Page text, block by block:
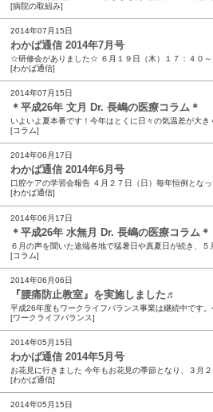
[病院の取組み]
2014年07月15日
わかば通信 2014年7月号
[わかば通信]
2014年07月15日
＊平成26年 文月 Dr. 長嶋の医療コラム＊
[コラム]
2014年06月17日
わかば通信 2014年6月号
[わかば通信]
2014年06月17日
＊平成26年 水無月 Dr. 長嶋の医療コラム＊
[コラム]
2014年06月06日
『腰痛防止教室』を実施しました♬
[ワークライフバランス]
2014年05月15日
わかば通信 2014年5月号
[わかば通信]
2014年05月15日